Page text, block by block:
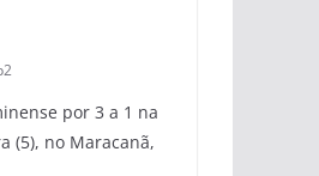
por 3 a 1 na
(5), no Maracanã,